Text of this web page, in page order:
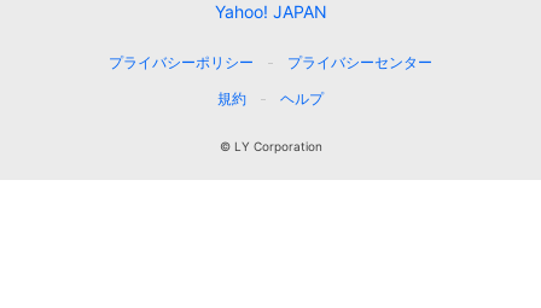
Yahoo! JAPAN
プライバシーポリシー
プライバシーセンター
規約
ヘルプ
© LY Corporation